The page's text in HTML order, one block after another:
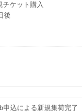
チケット購入
後
申込による新規集荷完了